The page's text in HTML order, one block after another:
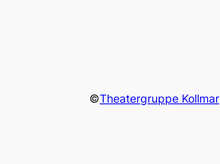
©Theatergruppe Kollmar